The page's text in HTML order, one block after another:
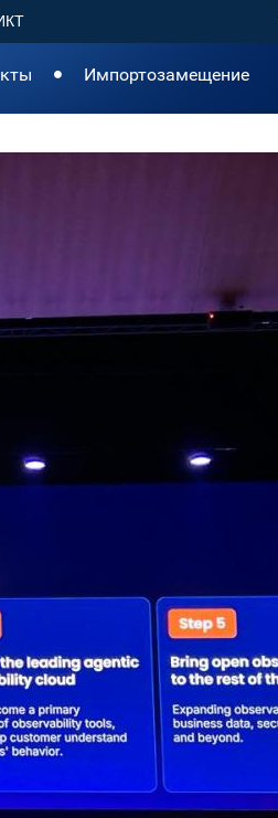
Импортозамещение